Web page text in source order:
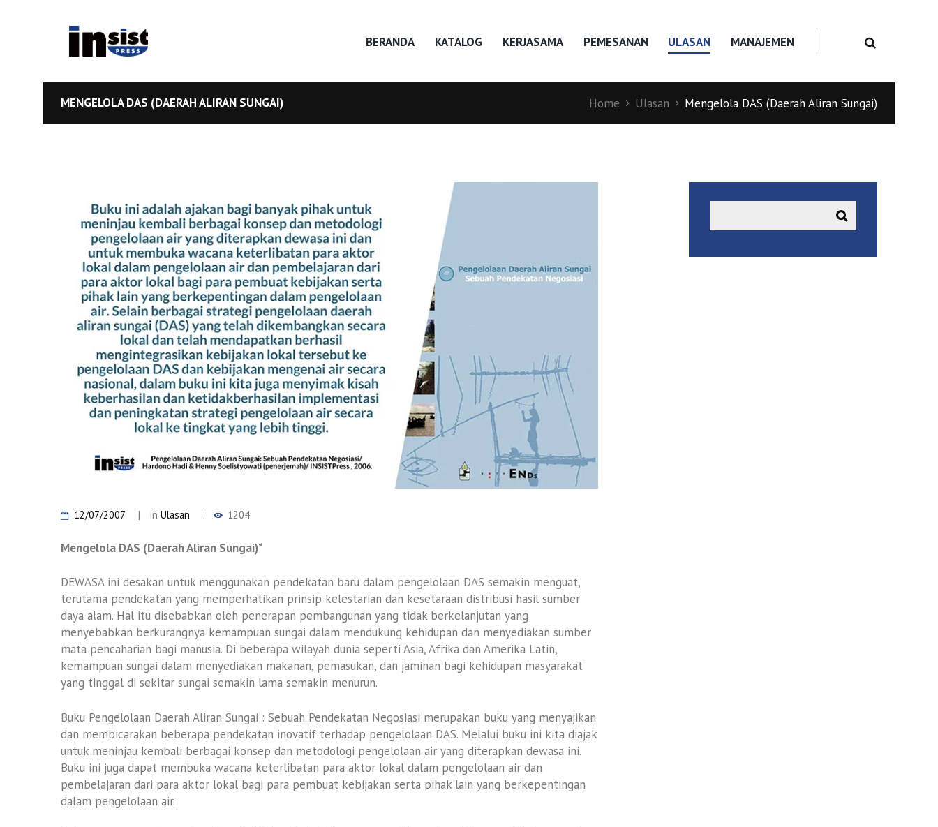
BERANDA KATALOG KERJASAMA PEMESANAN ULASAN MANAJEMEN
MENGELOLA DAS (DAERAH ALIRAN SUNGAI) Home Ulasan Mengelola DAS (Daerah Aliran Sungai)
12/07/2007 inUlasan 1204
Mengelola DAS (Daerah Aliran Sungai)*
DEWASA ini desakan untuk menggunakan pendekatan baru dalam pengelolaan DAS semakin menguat,
terutama pendekatan yang memperhatikan prinsip kelestarian dan kesetaraan distribusi hasil sumber
daya alam. Hal itu disebabkan oleh penerapan pembangunan yang tidak berkelanjutan yang
menyebabkan berkurangnya kemampuan sungai dalam mendukung kehidupan dan menyediakan sumber
mata pencaharian bagi manusia. Di beberapa wilayah dunia seperti Asia, Afrika dan Amerika Latin,
kemampuan sungai dalam menyediakan makanan, pemasukan, dan jaminan bagi kehidupan masyarakat
yang tinggal di sekitar sungai semakin lama semakin menurun.
Buku Pengelolaan Daerah Aliran Sungai : Sebuah Pendekatan Negosiasi merupakan buku yang menyajikan
dan membicarakan beberapa pendekatan inovatif terhadap pengelolaan DAS. Melalui buku ini kita diajak
untuk meninjau kembali berbagai konsep dan metodologi pengelolaan air yang diterapkan dewasa ini.
Buku ini juga dapat membuka wacana keterlibatan para aktor lokal dalam pengelolaan air dan
pembelajaran dari para aktor lokal bagi para pembuat kebijakan serta pihak lain yang berkepentingan
dalam pengelolaan air.